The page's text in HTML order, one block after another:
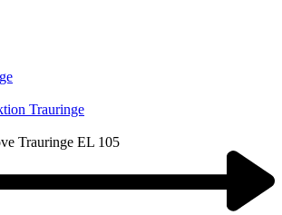
Trauringe
Trauringe EL 105